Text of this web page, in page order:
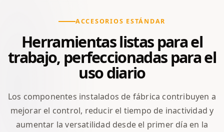
ACCESORIOS ESTÁNDAR
Herramientas listas para el
trabajo, perfeccionadas para el
uso diario
Los componentes instalados de fábrica contribuyen a
mejorar el control, reducir el tiempo de inactividad y
aumentar la versatilidad desde el primer día en la